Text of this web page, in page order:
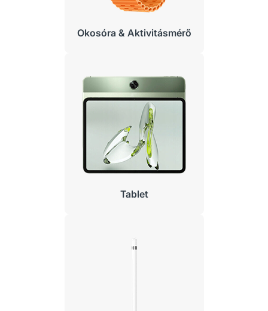
Okosóra & Aktivitásmérő
Tablet